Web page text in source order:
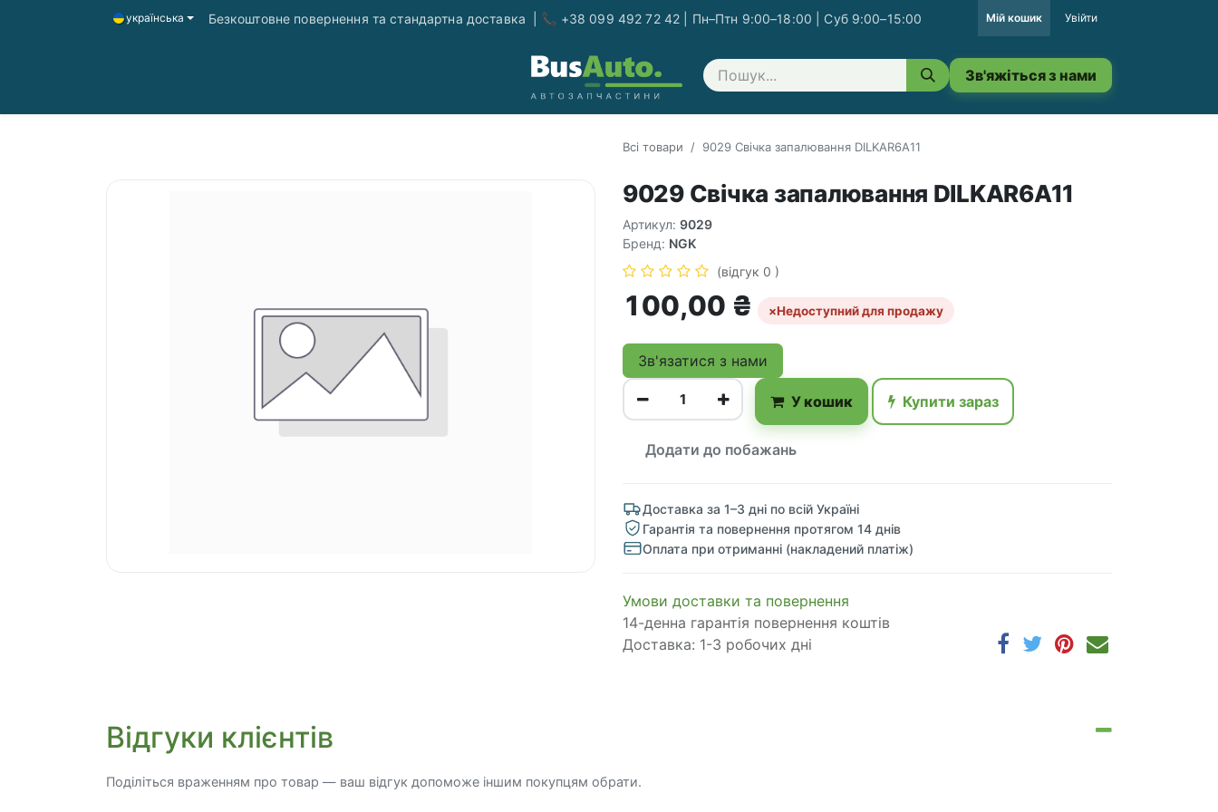
українська Безкоштовне повернення та стандартна доставка | 📞 +38 099 492 72 42 | Пн–Птн 9:00–18:00 | Суб 9:00–15:00 Мій кошик Увійти
Зв'яжіться з нами Зв'яжіться з нами
Всі товари 9029 Свічка запалювання DILKAR6A11
9029 Свічка запалювання DILKAR6A11
Артикул: 9029
Бренд: NGK
(відгук 0 )
100,00 ₴ ×Недоступний для продажу
Зв'язатися з нами
У кошик Купити зараз
Додати до побажань
Доставка за 1–3 дні по всій Україні
Гарантія та повернення протягом 14 днів
Оплата при отриманні (накладений платіж)
​​​​​​​​​​​​​​​​​​​​​​​​​​​​​​​​​​​​​​​​​​​​​​​​​​​​​​​​​​​​​​У​​м​о​в​​и​ д​ос​т​а​в​к​и ​т​а​ по​в​е​р​н​е​н​н​я
14-денна гарантія повернення коштів
Доставка: 1-3 робочих дні
Відгуки клієнтів
Поділіться враженням про товар — ваш відгук допоможе іншим покупцям обрати.